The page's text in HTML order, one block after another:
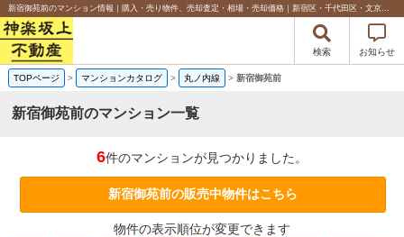
新宿御苑前のマンション情報｜購入・売り物件、売却査定・相場・売却価格｜新宿区・千代田区・文京区の不動産のことなら神楽坂上不動産
検索 お知らせ
TOPページ > マンションカタログ > 丸ノ内線 > 新宿御苑前
新宿御苑前のマンション一覧
6件のマンションが見つかりました。
新宿御苑前の販売中物件はこちら
物件の表示順位が変更できます